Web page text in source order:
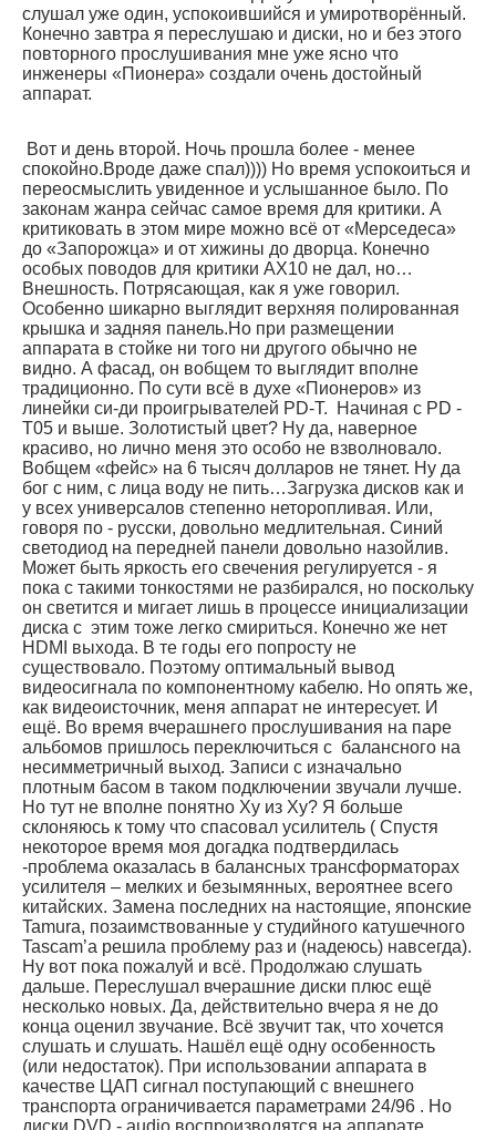
слушал уже один, успокоившийся и умиротворённый.
Конечно завтра я переслушаю и диски, но и без этого
повторного прослушивания мне уже ясно что
инженеры «Пионера» создали очень достойный
аппарат.
Вот и день второй. Ночь прошла более - менее
спокойно.Вроде даже спал)))) Но время успокоиться и
переосмыслить увиденное и услышанное было. По
законам жанра сейчас самое время для критики. А
критиковать в этом мире можно всё от «Мерседеса»
до «Запорожца» и от хижины до дворца. Конечно
особых поводов для критики АХ10 не дал, но…
Внешность. Потрясающая, как я уже говорил.
Особенно шикарно выглядит верхняя полированная
крышка и задняя панель.Но при размещении
аппарата в стойке ни того ни другого обычно не
видно. А фасад, он вобщем то выглядит вполне
традиционно. По сути всё в духе «Пионеров» из
линейки си-ди проигрывателей PD-T. Начиная с PD -
T05 и выше. Золотистый цвет? Ну да, наверное
красиво, но лично меня это особо не взволновало.
Вобщем «фейс» на 6 тысяч долларов не тянет. Ну да
бог с ним, с лица воду не пить…Загрузка дисков как и
у всех универсалов степенно неторопливая. Или,
говоря по - русски, довольно медлительная. Синий
светодиод на передней панели довольно назойлив.
Может быть яркость его свечения регулируется - я
пока с такими тонкостями не разбирался, но поскольку
он светится и мигает лишь в процессе инициализации
диска с этим тоже легко смириться. Конечно же нет
HDMI выхода. В те годы его попросту не
существовало. Поэтому оптимальный вывод
видеосигнала по компонентному кабелю. Но опять же,
как видеоисточник, меня аппарат не интересует. И
ещё. Во время вчерашнего прослушивания на паре
альбомов пришлось переключиться с балансного на
несимметричный выход. Записи с изначально
плотным басом в таком подключении звучали лучше.
Но тут не вполне понятно Ху из Ху? Я больше
склоняюсь к тому что спасовал усилитель ( Спустя
некоторое время моя догадка подтвердилась
-проблема оказалась в балансных трансформаторах
усилителя – мелких и безымянных, вероятнее всего
китайских. Замена последних на настоящие, японские
Tamura, позаимствованные у студийного катушечного
Tascam’a решила проблему раз и (надеюсь) навсегда).
Ну вот пока пожалуй и всё. Продолжаю слушать
дальше. Переслушал вчерашние диски плюс ещё
несколько новых. Да, действительно вчера я не до
конца оценил звучание. Всё звучит так, что хочется
слушать и слушать. Нашёл ещё одну особенность
(или недостаток). При использовании аппарата в
качестве ЦАП сигнал поступающий с внешнего
транспорта ограничивается параметрами 24/96 . Но
диски DVD - audio воспроизводятся на аппарате